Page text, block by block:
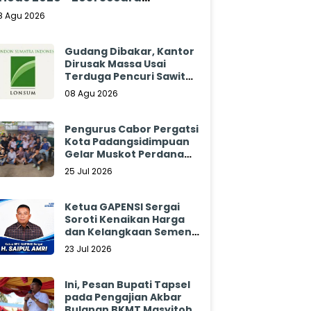
Agu 2026
Gudang Dibakar, Kantor
Dirusak Massa Usai
Terduga Pencuri Sawit
Tewas: Manajemen
Sibulan Estate Bungkam
08 Agu 2026
Pengurus Cabor Pergatsi
Kota Padangsidimpuan
Gelar Muskot Perdana
2026 - 2030
25 Jul 2026
Ketua GAPENSI Sergai
Soroti Kenaikan Harga
dan Kelangkaan Semen,
Minta Pemerintah
23 Jul 2026
Ini, Pesan Bupati Tapsel
pada Pengajian Akbar